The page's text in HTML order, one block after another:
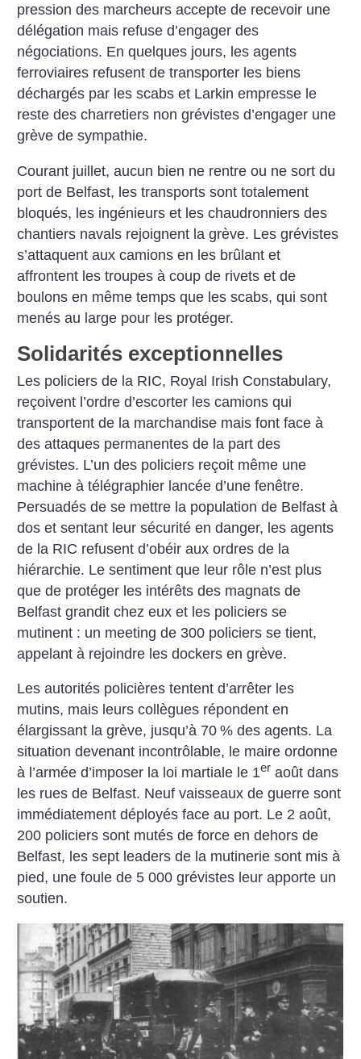
pression des marcheurs accepte de recevoir une
délégation mais refuse d’engager des
négociations. En quelques jours, les agents
ferroviaires refusent de transporter les biens
déchargés par les scabs et Larkin empresse le
reste des charretiers non grévistes d’engager une
grève de sympathie.
Courant juillet, aucun bien ne rentre ou ne sort du
port de Belfast, les transports sont totalement
bloqués, les ingénieurs et les chaudronniers des
chantiers navals rejoignent la grève. Les grévistes
s’attaquent aux camions en les brûlant et
affrontent les troupes à coup de rivets et de
boulons en même temps que les scabs, qui sont
menés au large pour les protéger.
Solidarités exceptionnelles
Les policiers de la RIC, Royal Irish Constabulary,
reçoivent l’ordre d’escorter les camions qui
transportent de la marchandise mais font face à
des attaques permanentes de la part des
grévistes. L’un des policiers reçoit même une
machine à télégraphier lancée d’une fenêtre.
Persuadés de se mettre la population de Belfast à
dos et sentant leur sécurité en danger, les agents
de la RIC refusent d’obéir aux ordres de la
hiérarchie. Le sentiment que leur rôle n’est plus
que de protéger les intérêts des magnats de
Belfast grandit chez eux et les policiers se
mutinent : un meeting de 300 policiers se tient,
appelant à rejoindre les dockers en grève.
Les autorités policières tentent d’arrêter les
mutins, mais leurs collègues répondent en
élargissant la grève, jusqu’à 70 % des agents. La
situation devenant incontrôlable, le maire ordonne
à l’armée d’imposer la loi martiale le 1er août dans
les rues de Belfast. Neuf vaisseaux de guerre sont
immédiatement déployés face au port. Le 2 août,
200 policiers sont mutés de force en dehors de
Belfast, les sept leaders de la mutinerie sont mis à
pied, une foule de 5 000 grévistes leur apporte un
soutien.